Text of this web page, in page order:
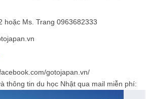
hoặc Ms. Trang 0963682333
gotojapan.vn/
thông tin du học Nhật qua mail miễn phí: